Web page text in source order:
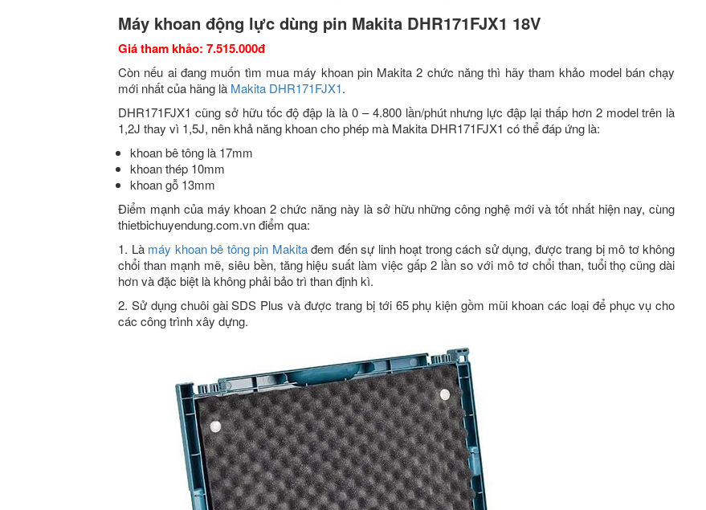
Máy khoan động lực dùng pin Makita DHR171FJX1 18V
Giá tham khảo: 7.515.000đ
Còn nếu ai đang muốn tìm mua máy khoan pin Makita 2 chức năng thì hãy tham khảo model bán chạy
mới nhất của hãng là Makita DHR171FJX1.
DHR171FJX1 cũng sở hữu tốc độ đập là là 0 – 4.800 lần/phút nhưng lực đập lại thấp hơn 2 model trên là
1,2J thay vì 1,5J, nên khả năng khoan cho phép mà Makita DHR171FJX1 có thể đáp ứng là:
khoan bê tông là 17mm
khoan thép 10mm
khoan gỗ 13mm
Điểm mạnh của máy khoan 2 chức năng này là sở hữu những công nghệ mới và tốt nhất hiện nay, cùng
thietbichuyendung.com.vn điểm qua:
1. Là máy khoan bê tông pin Makitađem đến sự linh hoạt trong cách sử dụng, được trang bị mô tơ không
chổi than mạnh mẽ, siêu bền, tăng hiệu suất làm việc gấp 2 lần so với mô tơ chổi than, tuổi thọ cũng dài
hơn và đặc biệt là không phải bảo trì than định kì.
2. Sử dụng chuôi gài SDS Plus và được trang bị tới 65 phụ kiện gồm mũi khoan các loại để phục vụ cho
các công trình xây dựng.